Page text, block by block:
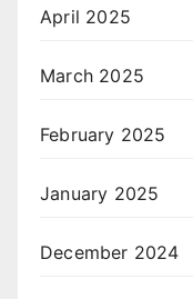
April 2025
March 2025
February 2025
January 2025
December 2024